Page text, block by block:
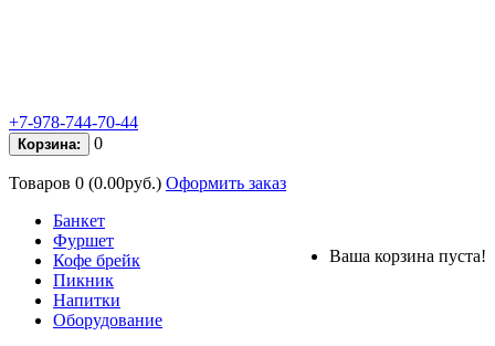
+7-978-744-70-44
Корзина: 0
Товаров 0 (0.00руб.) Оформить заказ
Ваша корзина пуста!
Банкет
Фуршет
Кофе брейк
Пикник
Напитки
Оборудование